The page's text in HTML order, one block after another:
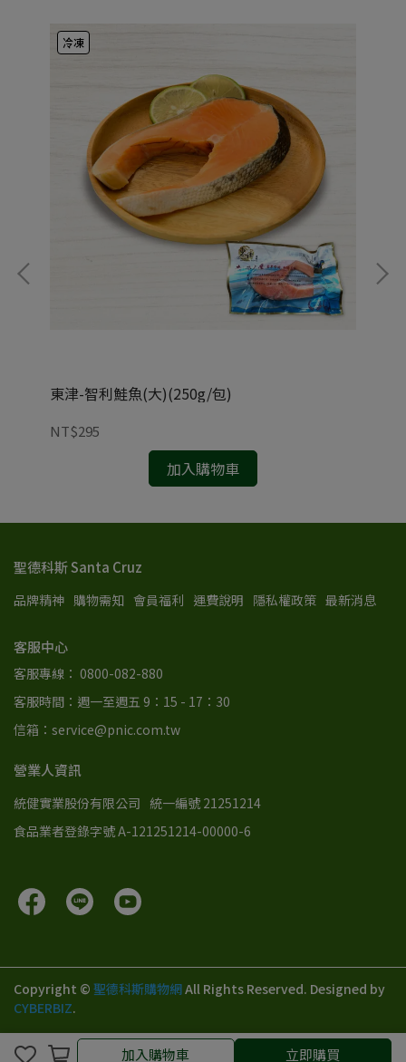
加入購物車 立即購買
冷凍
東津-智利鮭魚(大)(250g/包)
NT$295
加入購物車
聖德科斯 Santa Cruz
品牌精神 購物需知 會員福利 運費說明 隱私權政策 最新消息
客服中心
客服專線： 0800-082-880
客服時間：週一至週五 9：15 - 17：30
信箱：service@pnic.com.tw
營業人資訊
統健實業股份有限公司 統一編號 21251214
食品業者登錄字號 A-121251214-00000-6
Copyright © 聖德科斯購物網All Rights Reserved. Designed by
CYBERBIZ.